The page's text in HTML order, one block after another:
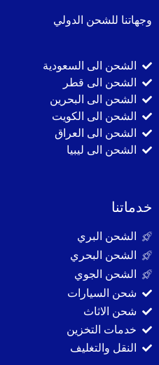
وجهاتنا للشحن الدولي
الشحن الى السعودية
الشحن الى قطر
الشحن الى البحرين
الشحن الى الكويت
الشحن الى العراق
الشحن الى ليبيا
خدماتنا
الشحن البري
الشحن البحري
الشحن الجوي
شحن السيارات
شحن الاثاث
خدمات التخزين
النقل والتغليف